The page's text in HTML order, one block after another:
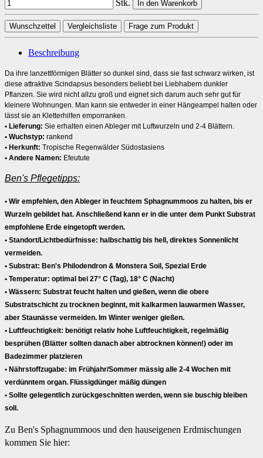
Stk. In den Warenkorb
Wunschzettel Vergleichsliste Frage zum Produkt
Beschreibung
Da ihre lanzettförmigen Blätter so dunkel sind, dass sie fast schwarz wirken, ist
diese attraktive Scindapsus besonders beliebt bei Liebhabern dunkler
Pflanzen. Sie wird nicht allzu groß und eignet sich darum auch sehr gut für
kleinere Wohnungen. Man kann sie entweder in einer Hängeampel halten oder
lässt sie an Kletterhilfen emporranken.
• Lieferung: Sie erhalten einen Ableger mit Luftwurzeln und 2-4 Blättern.
• Wuchstyp: rankend
• Herkunft: Tropische Regenwälder Südostasiens
• Andere Namen: Efeutute
Ben's Pflegetipps:
• Wir empfehlen, den Ableger in feuchtem Sphagnummoos zu halten, bis er
Wurzeln gebildet hat. Anschließend kann er in die unter dem Punkt Substrat
empfohlene Erde eingetopft werden.
• Standort/Lichtbedürfnisse: halbschattig bis hell, direktes Sonnenlicht
vermeiden.
• Substrat: Ben's Philodendron & Monstera Soil, Spezial Erde
• Temperatur: optimal bei 27° C (Tag), 18° C (Nacht)
• Wässern: Substrat feucht halten und gießen, wenn die obere
Substratschicht zu trocknen beginnt, mit kalkarmen lauwarmen Wasser,
aber Staunässe vermeiden. Im Winter weniger gießen.
• Luftfeuchtigkeit: benötigt relativ hohe Luftfeuchtigkeit, regelmäßig
besprühen (Blätter sollten danach aber abtrocknen können!) oder im
Badezimmer platzieren
• Nährstoffzugabe: im Frühjahr/Sommer mässig alle 2-4 Wochen mit
verdünntem organ. Flüssigdünger mäßig düngen
• Sollte gelegentlich zurückgeschnitten werden, wenn sie buschig bleiben
soll.
Zu Ben's Sphagnummoos und den hauseigenen Erdmischungen
kommen Sie hier: